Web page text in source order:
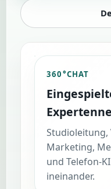
360°CHAT
Studioleitung,
Marketing,
und Telefon-
ineinander.